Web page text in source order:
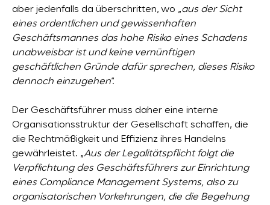
aber jedenfalls da überschritten, wo „aus der Sicht
eines ordentlichen und gewissenhaften
Geschäftsmannes das hohe Risiko eines Schadens
unabweisbar ist und keine vernünftigen
geschäftlichen Gründe dafür sprechen, dieses Risiko
dennoch einzugehen“.
Der Geschäftsführer muss daher eine interne
Organisationsstruktur der Gesellschaft schaffen, die
die Rechtmäßigkeit und Effizienz ihres Handelns
gewährleistet. „Aus der Legalitätspflicht folgt die
Verpflichtung des Geschäftsführers zur Einrichtung
eines Compliance Management Systems, also zu
organisatorischen Vorkehrungen, die die Begehung